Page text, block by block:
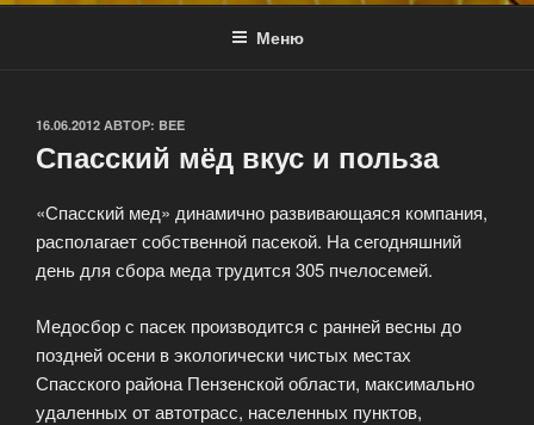
Меню
ОПУБЛИКОВАНО
16.06.2012 АВТОР: BEE
Спасский мёд вкус и польза
«Спасский мед» динамично развивающаяся компания,
располагает собственной пасекой. На сегодняшний
день для сбора меда трудится 305 пчелосемей.
Медосбор с пасек производится с ранней весны до
поздней осени в экологически чистых местах
Спасского района Пензенской области, максимально
удаленных от автотрасс, населенных пунктов,